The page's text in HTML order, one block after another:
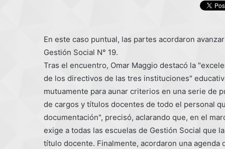
En este caso puntual, las partes acordaron
Gestión Social N° 19.
Tras el encuentro, Omar Maggio destacó la
de los directivos de las tres instituciones"
mutuamente para aunar criterios en una serie de
de cargos y títulos docentes de todo el personal
documentación", precisó, aclarando que, en el
exige a todas las escuelas de Gestión Social que
título docente. Finalmente, acordaron una